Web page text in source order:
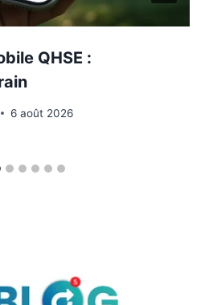
QHSE :
6 août 2026